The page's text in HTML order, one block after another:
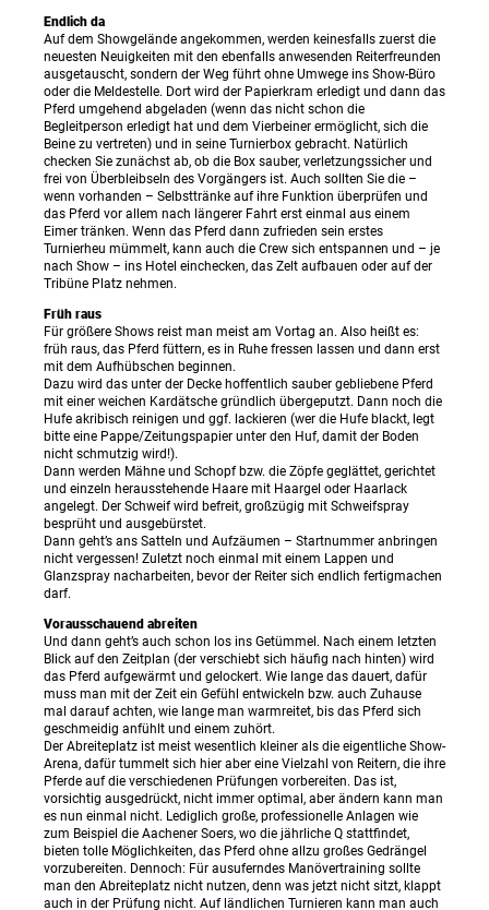
Endlich da
Auf dem Showgelände angekommen, werden keinesfalls zuerst die
neuesten Neuigkeiten mit den ebenfalls anwesenden Reiterfreunden
ausgetauscht, sondern der Weg führt ohne Umwege ins Show-Büro
oder die Meldestelle. Dort wird der Papierkram erledigt und dann das
Pferd umgehend abgeladen (wenn das nicht schon die
Begleitperson erledigt hat und dem Vierbeiner ermöglicht, sich die
Beine zu vertreten) und in seine Turnierbox gebracht. Natürlich
checken Sie zunächst ab, ob die Box sauber, verletzungssicher und
frei von Überbleibseln des Vorgängers ist. Auch sollten Sie die –
wenn vorhanden – Selbsttränke auf ihre Funktion überprüfen und
das Pferd vor allem nach längerer Fahrt erst einmal aus einem
Eimer tränken. Wenn das Pferd dann zufrieden sein erstes
Turnierheu mümmelt, kann auch die Crew sich entspannen und – je
nach Show – ins Hotel einchecken, das Zelt aufbauen oder auf der
Tribüne Platz nehmen.
Früh raus
Für größere Shows reist man meist am Vortag an. Also heißt es:
früh raus, das Pferd füttern, es in Ruhe fressen lassen und dann erst
mit dem Aufhübschen beginnen.
Dazu wird das unter der Decke hoffentlich sauber gebliebene Pferd
mit einer weichen Kardätsche gründlich übergeputzt. Dann noch die
Hufe akribisch reinigen und ggf. lackieren (wer die Hufe blackt, legt
bitte eine Pappe/Zeitungspapier unter den Huf, damit der Boden
nicht schmutzig wird!).
Dann werden Mähne und Schopf bzw. die Zöpfe geglättet, gerichtet
und einzeln herausstehende Haare mit Haargel oder Haarlack
angelegt. Der Schweif wird befreit, großzügig mit Schweifspray
besprüht und ausgebürstet.
Dann geht’s ans Satteln und Aufzäumen – Startnummer anbringen
nicht vergessen! Zuletzt noch einmal mit einem Lappen und
Glanzspray nacharbeiten, bevor der Reiter sich endlich fertigmachen
darf.
Vorausschauend abreiten
Und dann geht’s auch schon los ins Getümmel. Nach einem letzten
Blick auf den Zeitplan (der verschiebt sich häufig nach hinten) wird
das Pferd aufgewärmt und gelockert. Wie lange das dauert, dafür
muss man mit der Zeit ein Gefühl entwickeln bzw. auch Zuhause
mal darauf achten, wie lange man warmreitet, bis das Pferd sich
geschmeidig anfühlt und einem zuhört.
Der Abreiteplatz ist meist wesentlich kleiner als die eigentliche Show-
Arena, dafür tummelt sich hier aber eine Vielzahl von Reitern, die ihre
Pferde auf die verschiedenen Prüfungen vorbereiten. Das ist,
vorsichtig ausgedrückt, nicht immer optimal, aber ändern kann man
es nun einmal nicht. Lediglich große, professionelle Anlagen wie
zum Beispiel die Aachener Soers, wo die jährliche Q stattfindet,
bieten tolle Möglichkeiten, das Pferd ohne allzu großes Gedrängel
vorzubereiten. Dennoch: Für ausuferndes Manövertraining sollte
man den Abreiteplatz nicht nutzen, denn was jetzt nicht sitzt, klappt
auch in der Prüfung nicht. Auf ländlichen Turnieren kann man auch